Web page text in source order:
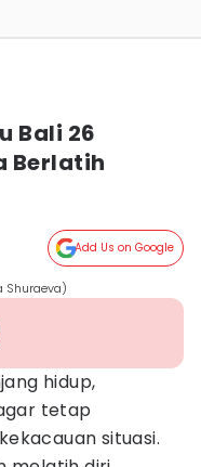
Bali 26
Berlatih
Add Us on Google
Shuraeva)
hidup,
tetap
situasi.